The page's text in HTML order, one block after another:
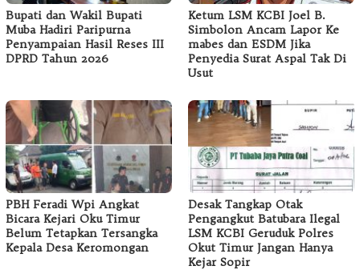
Bupati dan Wakil Bupati
Muba Hadiri Paripurna
Penyampaian Hasil Reses III
DPRD Tahun 2026
Ketum LSM KCBI Joel B.
Simbolon Ancam Lapor Ke
mabes dan ESDM Jika
Penyedia Surat Aspal Tak Di
Usut
PBH Feradi Wpi Angkat
Bicara Kejari Oku Timur
Belum Tetapkan Tersangka
Kepala Desa Keromongan
Desak Tangkap Otak
Pengangkut Batubara Ilegal
LSM KCBI Geruduk Polres
Okut Timur Jangan Hanya
Kejar Sopir